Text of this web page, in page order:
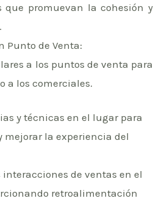
que promuevan la cohesión y
Punto de Venta:
a los puntos de venta para
a los comerciales.
y técnicas en el lugar para
la experiencia del
interacciones de ventas en el
retroalimentación